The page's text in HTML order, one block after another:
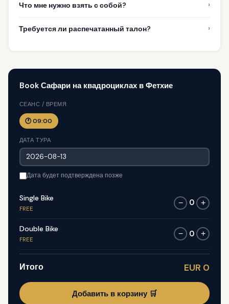
Что мне нужно взять с собой? ›
Требуется ли распечатанный талон? ›
Book Сафари на квадроциклах в Фетхие
СЕАНС / ВРЕМЯ
🕐 09:00
ДАТА ТУРА
Дата будет подтверждена позже
Single Bike
FREE
− 0 +
Double Bike
FREE
− 0 +
Итого EUR 0
Добавить в корзину 🛒